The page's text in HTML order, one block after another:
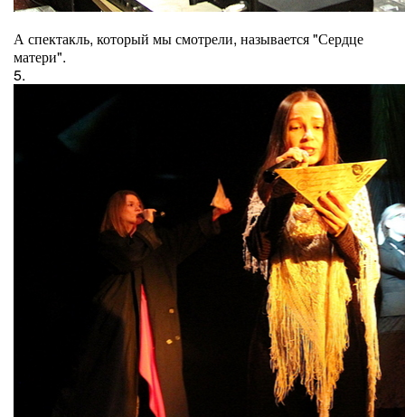
А спектакль, который мы смотрели, называется "Сердце
матери".
5.